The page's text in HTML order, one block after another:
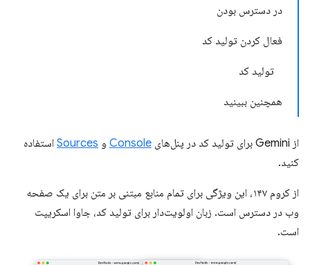
در دسترس بودن
فعال کردن تولید کد
تولید کد
همچنین ببینید
از Gemini برای تولید کد در پنل‌های Console و Sources استفاده
کنید.
از کروم ۱۴۷، این ویژگی برای تمام منابع مبتنی بر متن برای یک صفحه
وب در دسترس است. زبان اولویت‌دار برای تولید کد، جاوا اسکریپت
است.